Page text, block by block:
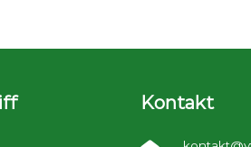
Kontakt